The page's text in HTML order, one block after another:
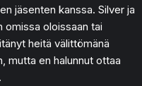
jäsenten kanssa. Silver ja
omissa oloissaan tai
heitä välittömänä
mutta en halunnut ottaa